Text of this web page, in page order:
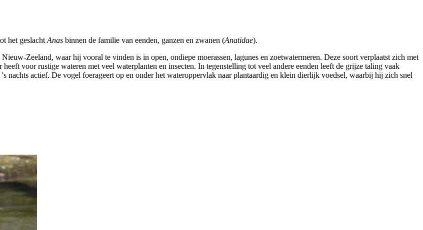
het geslacht Anas binnen de familie van eenden, ganzen en zwanen (Anatidae).
Zeeland, waar hij vooral te vinden is in open, ondiepe moerassen, lagunes en zoetwatermeren. Deze soort verplaatst zich met
voor rustige wateren met veel waterplanten en insecten. In tegenstelling tot veel andere eenden leeft de grijze taling vaak
nachts actief. De vogel foerageert op en onder het wateroppervlak naar plantaardig en klein dierlijk voedsel, waarbij hij zich snel